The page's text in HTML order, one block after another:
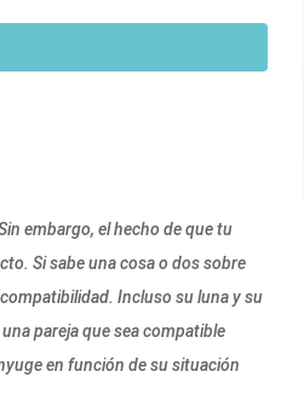
embargo, el hecho de que tu
Si sabe una cosa o dos sobre
Incluso su luna y su
pareja que sea compatible
en función de su situación